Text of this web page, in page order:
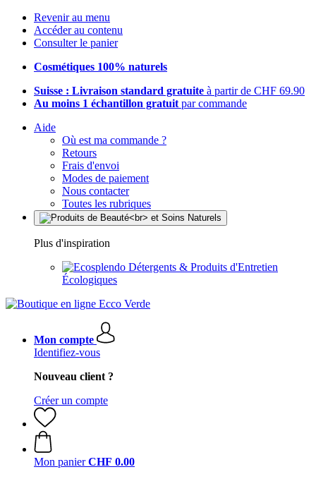
Revenir au menu
Accéder au contenu
Consulter le panier
Cosmétiques 100% naturels
Suisse : Livraison standard gratuite à partir de CHF 69.90
Au moins 1 échantillon gratuit par commande
Aide
Où est ma commande ?
Retours
Frais d'envoi
Modes de paiement
Nous contacter
Toutes les rubriques
Plus d'inspiration
Détergents & Produits d'Entretien
Écologiques
Mon compte
Identifiez-vous
Nouveau client ?
Créer un compte
Mon panier CHF 0.00